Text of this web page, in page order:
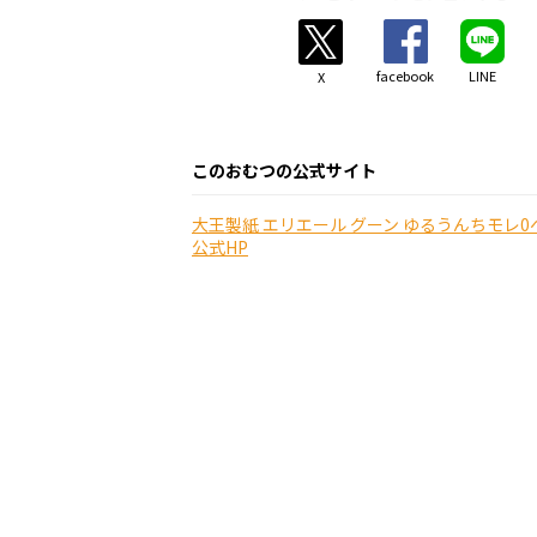
X facebook LINE
このおむつの公式サイト
大王製紙 エリエール グーン ゆるうんちモレ0
公式HP